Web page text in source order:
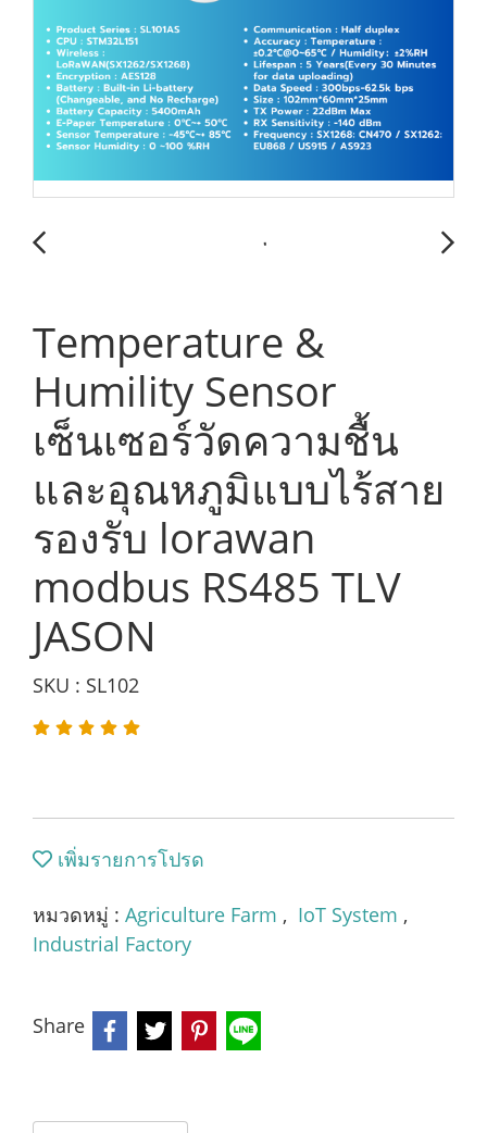
Temperature &
Humility Sensor
เซ็นเซอร์วัดความชื้น
และอุณหภูมิแบบไร้สาย
รองรับ lorawan
modbus RS485 TLV
JASON
SKU : SL102
เพิ่มรายการโปรด
หมวดหมู่ : Agriculture Farm , IoT System ,
Industrial Factory
Share